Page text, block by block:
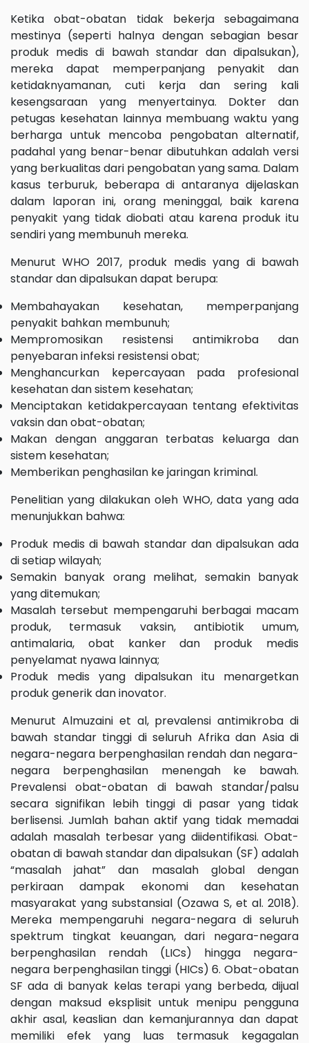
Ketika obat-obatan tidak bekerja sebagaimana
mestinya (seperti halnya dengan sebagian besar
produk medis di bawah standar dan dipalsukan),
mereka dapat memperpanjang penyakit dan
ketidaknyamanan, cuti kerja dan sering kali
kesengsaraan yang menyertainya. Dokter dan
petugas kesehatan lainnya membuang waktu yang
berharga untuk mencoba pengobatan alternatif,
padahal yang benar-benar dibutuhkan adalah versi
yang berkualitas dari pengobatan yang sama. Dalam
kasus terburuk, beberapa di antaranya dijelaskan
dalam laporan ini, orang meninggal, baik karena
penyakit yang tidak diobati atau karena produk itu
sendiri yang membunuh mereka.
Menurut WHO 2017, produk medis yang di bawah
standar dan dipalsukan dapat berupa:
Membahayakan kesehatan, memperpanjang
penyakit bahkan membunuh;
Mempromosikan resistensi antimikroba dan
penyebaran infeksi resistensi obat;
Menghancurkan kepercayaan pada profesional
kesehatan dan sistem kesehatan;
Menciptakan ketidakpercayaan tentang efektivitas
vaksin dan obat-obatan;
Makan dengan anggaran terbatas keluarga dan
sistem kesehatan;
Memberikan penghasilan ke jaringan kriminal.
Penelitian yang dilakukan oleh WHO, data yang ada
menunjukkan bahwa:
Produk medis di bawah standar dan dipalsukan ada
di setiap wilayah;
Semakin banyak orang melihat, semakin banyak
yang ditemukan;
Masalah tersebut mempengaruhi berbagai macam
produk, termasuk vaksin, antibiotik umum,
antimalaria, obat kanker dan produk medis
penyelamat nyawa lainnya;
Produk medis yang dipalsukan itu menargetkan
produk generik dan inovator.
Menurut Almuzaini et al, prevalensi antimikroba di
bawah standar tinggi di seluruh Afrika dan Asia di
negara-negara berpenghasilan rendah dan negara-
negara berpenghasilan menengah ke bawah.
Prevalensi obat-obatan di bawah standar/palsu
secara signifikan lebih tinggi di pasar yang tidak
berlisensi. Jumlah bahan aktif yang tidak memadai
adalah masalah terbesar yang diidentifikasi. Obat-
obatan di bawah standar dan dipalsukan (SF) adalah
“masalah jahat” dan masalah global dengan
perkiraan dampak ekonomi dan kesehatan
masyarakat yang substansial (Ozawa S, et al. 2018).
Mereka mempengaruhi negara-negara di seluruh
spektrum tingkat keuangan, dari negara-negara
berpenghasilan rendah (LICs) hingga negara-
negara berpenghasilan tinggi (HICs) 6. Obat-obatan
SF ada di banyak kelas terapi yang berbeda, dijual
dengan maksud eksplisit untuk menipu pengguna
akhir asal, keaslian dan kemanjurannya dan dapat
memiliki efek yang luas termasuk kegagalan